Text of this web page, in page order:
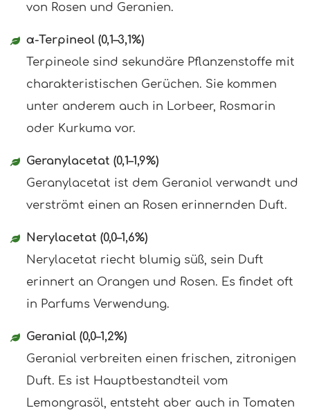
von Rosen und Geranien.
α-Terpineol (0,1–3,1%)
Terpineole sind sekundäre Pflanzenstoffe mit
charakteristischen Gerüchen. Sie kommen
unter anderem auch in Lorbeer, Rosmarin
oder Kurkuma vor.
Geranylacetat (0,1–1,9%)
Geranylacetat ist dem Geraniol verwandt und
verströmt einen an Rosen erinnernden Duft.
Nerylacetat (0,0–1,6%)
Nerylacetat riecht blumig süß, sein Duft
erinnert an Orangen und Rosen. Es findet oft
in Parfums Verwendung.
Geranial (0,0–1,2%)
Geranial verbreiten einen frischen, zitronigen
Duft. Es ist Hauptbestandteil vom
Lemongrasöl, entsteht aber auch in Tomaten